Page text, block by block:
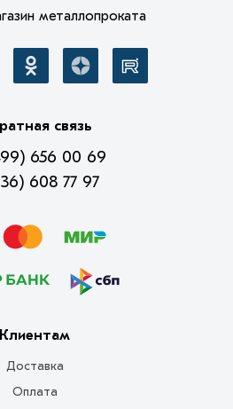
металлопроката
связь
656 00 69
608 77 97
Клиентам
Доставка
Оплата